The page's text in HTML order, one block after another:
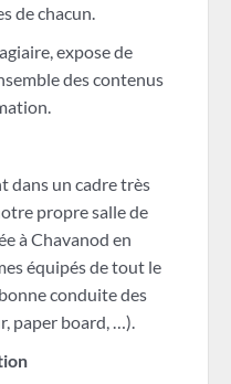
de chacun.
expose de
des contenus
dans un cadre très
propre salle de
à Chavanod en
équipés de tout le
conduite des
paper board, …).